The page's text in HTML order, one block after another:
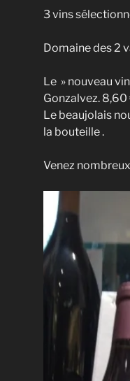
3 vins
Domaine des 2
Le » nouveau
Gonzalvez.
Le beaujolais
la bouteille .
Venez nombreux